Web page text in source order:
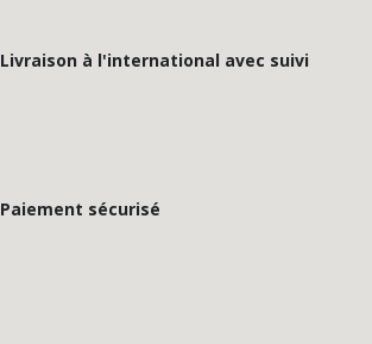
Livraison à l'international avec suivi
Paiement sécurisé